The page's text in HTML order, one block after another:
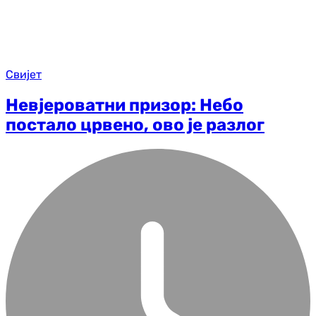
Свијет
Невјероватни призор: Небо
постало црвено, ово је разлог